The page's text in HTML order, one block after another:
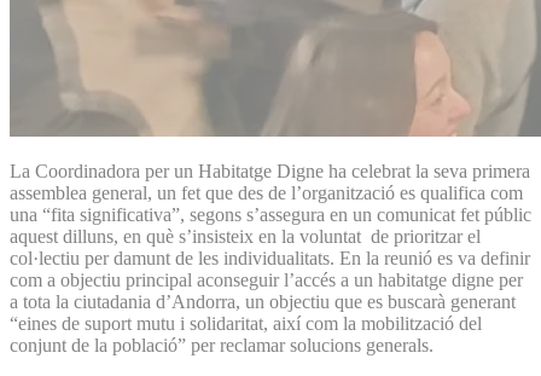
La Coordinadora per un Habitatge Digne ha celebrat la seva primera
assemblea general, un fet que des de l’organització es qualifica com
una “fita significativa”, segons s’assegura en un comunicat fet públic
aquest dilluns, en què s’insisteix en la voluntat de prioritzar el
col·lectiu per damunt de les individualitats. En la reunió es va definir
com a objectiu principal aconseguir l’accés a un habitatge digne per
a tota la ciutadania d’Andorra, un objectiu que es buscarà generant
“eines de suport mutu i solidaritat, així com la mobilització del
conjunt de la població” per reclamar solucions generals.